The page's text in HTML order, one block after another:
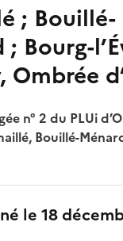
; Bouillé-
; Bourg-
Ombrée
n° 2 du PLUi
Bouillé-
le 18